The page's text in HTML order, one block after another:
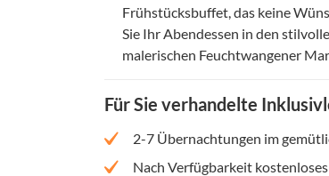
Frühstücksbuffet, das keine
Sie Ihr Abendessen in den
malerischen Feuchtwangener
Für Sie verhandelte
2-7 Übernachtungen im
Nach Verfügbarkeit